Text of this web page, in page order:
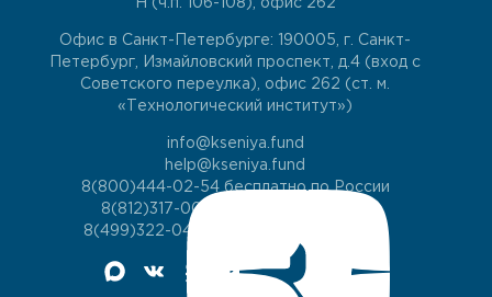
Н (ч.п. 106-108), офис 262
Офис в Санкт-Петербурге: 190005, г. Санкт-
Петербург, Измайловский проспект, д.4 (вход с
Советского переулка), офис 262 (ст. м.
«Технологический институт»)
info@kseniya.fund
help@kseniya.fund
8(800)444-02-54бесплатно по России
8(812)317-00-60
8(499)322-04-74